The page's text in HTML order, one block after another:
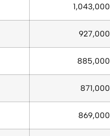
1,043,000
927,000
885,000
871,000
869,000